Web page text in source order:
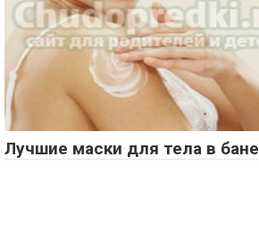
Лучшие маски для тела в бане